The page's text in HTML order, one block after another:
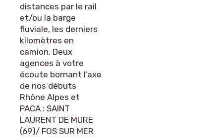
distances par le rail
et/ou la barge
fluviale, les derniers
kilomètres en
camion. Deux
agences à votre
écoute bornant l’axe
de nos débuts
Rhône Alpes et
PACA : SAINT
LAURENT DE MURE
(69)/ FOS SUR MER